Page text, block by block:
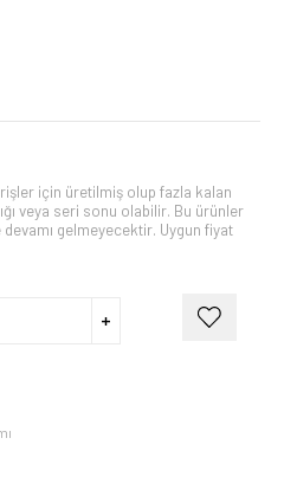
için üretilmiş olup fazla kalan
veya seri sonu olabilir. Bu ürünler
gelmeyecektir. Uygun fiyat